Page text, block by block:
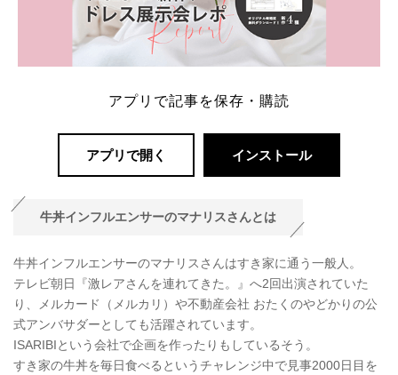
アプリで記事を保存・購読
アプリで開く インストール
牛丼インフルエンサーのマナリスさんとは
牛丼インフルエンサーのマナリスさんはすき家に通う一般人。
テレビ朝日『激レアさんを連れてきた。』へ2回出演されていた
り、メルカード（メルカリ）や不動産会社 おたくのやどかりの公
式アンバサダーとしても活躍されています。
ISARIBIという会社で企画を作ったりもしているそう。
すき家の牛丼を毎日食べるというチャレンジ中で見事2000日目を